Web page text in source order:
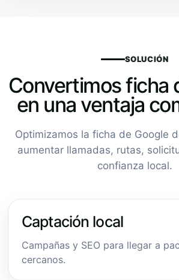
SOLUCIÓN
Convertimos ficha
en una ventaja
Optimizamos la ficha de Google
aumentar llamadas, rutas,
confianza local.
Captación local
Campañas y SEO para llegar a
cercanos.